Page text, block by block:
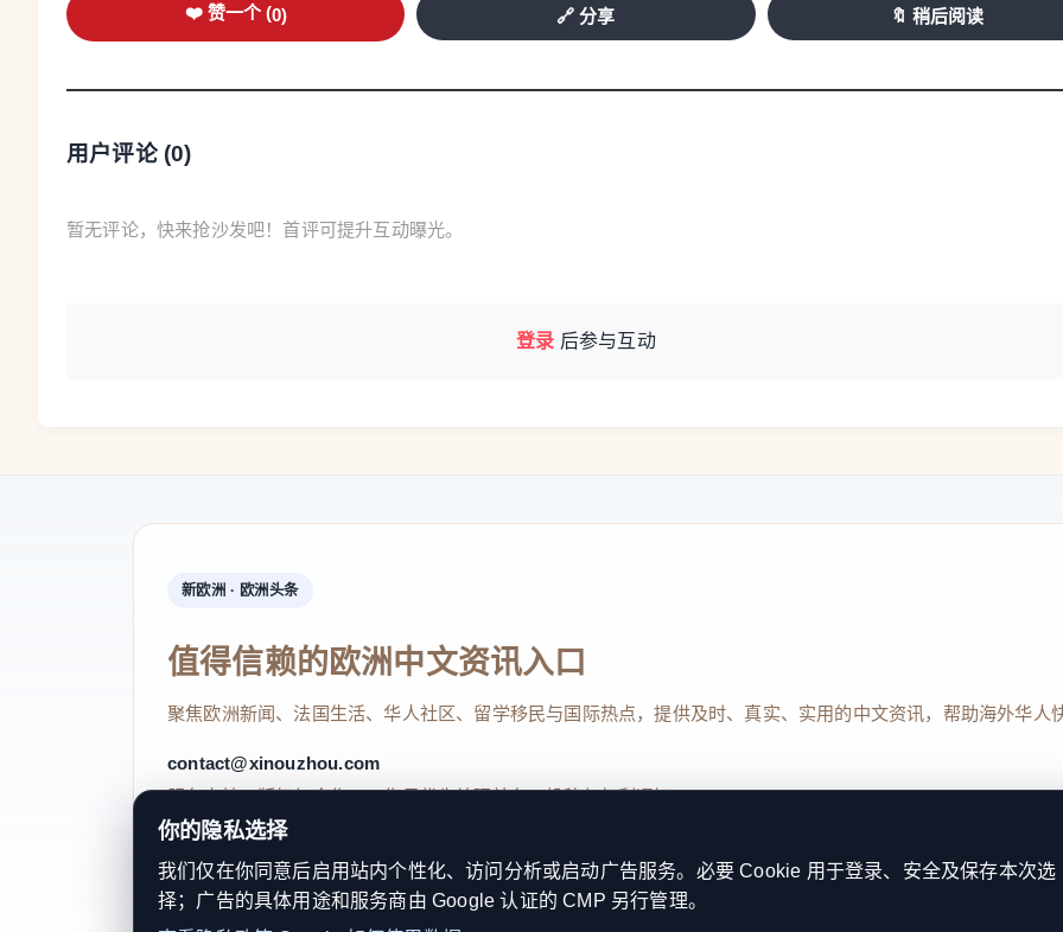
❤️ 赞一个 (0) 🔗 分享 🔖 稍后阅读
用户评论 (0)
暂无评论，快来抢沙发吧！首评可提升互动曝光。
登录 后参与互动
新欧洲 · 欧洲头条
值得信赖的欧洲中文资讯入口
聚焦欧洲新闻、法国生活、华人社区、留学移民与国际热点，提供及时、真实、实用的中文资讯，帮助海外华人
contact@xinouzhou.com
服务支持、版权与合作：工作日优先处理站务、投稿与权利通知
© 2026 新欧洲·欧洲头条. All Rights Reserved. 本网站持续优化内容透明度、联系方式与用户权利说明，以提升品牌
你的隐私选择
我们仅在你同意后启用站内个性化、访问分析或启动广告服务。必要 Cookie 用于登录、安全及保存本次选
择；广告的具体用途和服务商由 Google 认证的 CMP 另行管理。